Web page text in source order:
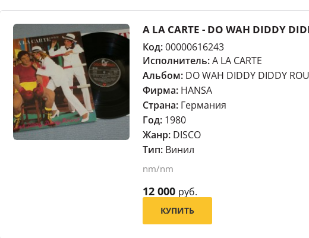
A LA CARTE - DO WAH DIDDY
Код:00000616243
Исполнитель:A LA CARTE
Альбом: DO WAH DIDDY DIDDY
Фирма: HANSA
Страна: Германия
Год: 1980
Жанр: DISCO
Тип: Винил
nm/nm
12 000 руб.
КУПИТЬ